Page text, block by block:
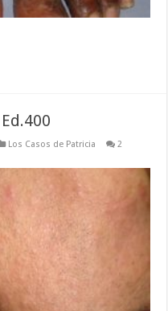
Los Casos de Patricia
2